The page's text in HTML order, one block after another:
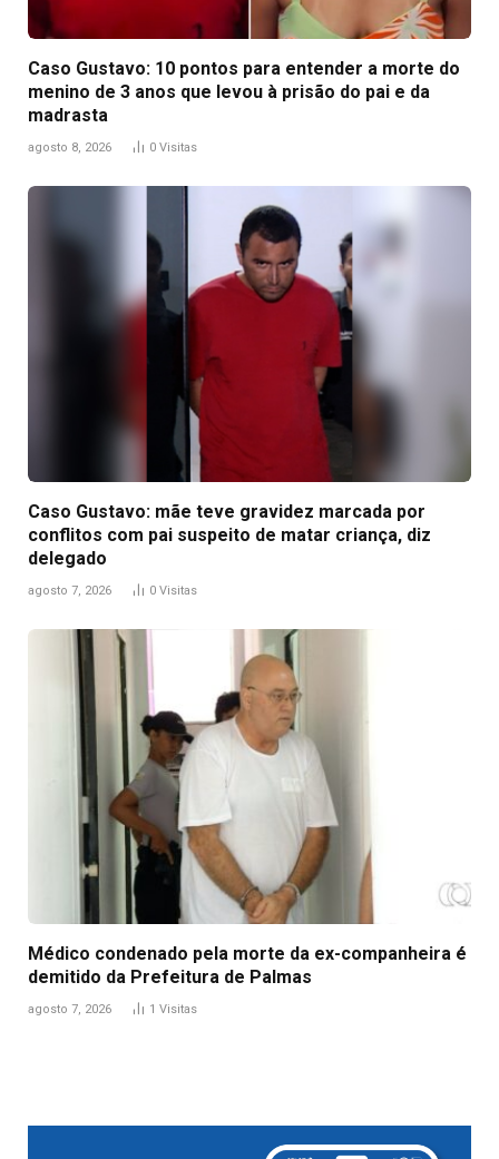
Caso Gustavo: 10 pontos para entender a morte do
menino de 3 anos que levou à prisão do pai e da
madrasta
agosto 8, 2026 0 Visitas
Caso Gustavo: mãe teve gravidez marcada por
conflitos com pai suspeito de matar criança, diz
delegado
agosto 7, 2026 0 Visitas
Médico condenado pela morte da ex-companheira é
demitido da Prefeitura de Palmas
agosto 7, 2026 1 Visitas